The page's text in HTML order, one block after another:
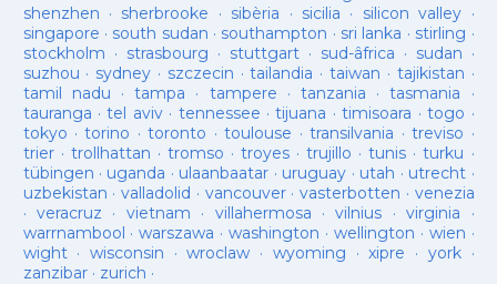
shenzhen · sherbrooke · sibèria · sicilia · silicon valley ·
singapore · south sudan · southampton · sri lanka · stirling ·
stockholm · strasbourg · stuttgart· sud-âfrica · sudan ·
suzhou · sydney · szczecin ·tailandia ·taiwan · tajikistan ·
tamil nadu ·tampa · tampere · tanzania ·tasmania ·
tauranga ·tel aviv· tennessee ·tijuana ·timisoara ·togo ·
tokyo ·torino ·toronto ·toulouse ·transilvania ·treviso ·
trier· trollhattan · tromso · troyes·trujillo ·tunis ·turku ·
tübingen · uganda · ulaanbaatar · uruguay · utah · utrecht ·
uzbekistan · valladolid · vancouver· vasterbotten · venezia
· veracruz · vietnam · villahermosa ·vilnius ·virginia ·
warrnambool ·warszawa ·washington · wellington · wien ·
wight· wisconsin ·wroclaw · wyoming ·xipre · york·
zanzibar· zurich ·